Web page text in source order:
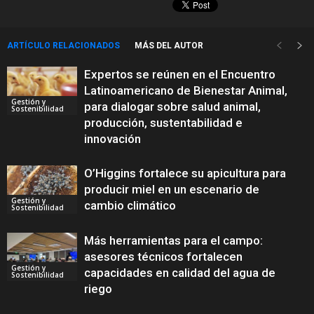
ARTÍCULO RELACIONADOS MÁS DEL AUTOR
Gestión y
Sostenibilidad
Expertos se reúnen en el Encuentro
Latinoamericano de Bienestar Animal,
para dialogar sobre salud animal,
producción, sustentabilidad e
innovación
Gestión y
Sostenibilidad
O’Higgins fortalece su apicultura para
producir miel en un escenario de
cambio climático
Gestión y
Sostenibilidad
Más herramientas para el campo:
asesores técnicos fortalecen
capacidades en calidad del agua de
riego